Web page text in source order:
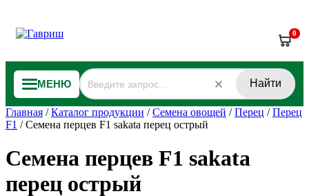
0
МЕНЮ Найти
Главная /Каталог продукции /Семена овощей /Перец /Перец
F1 /Семена перцев F1 sakata перец острый
Семена перцев F1 sakata
перец острый